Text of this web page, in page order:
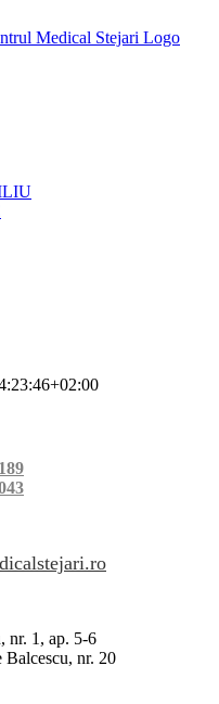
nr. 1, ap. 5-6
Balcescu, nr. 20